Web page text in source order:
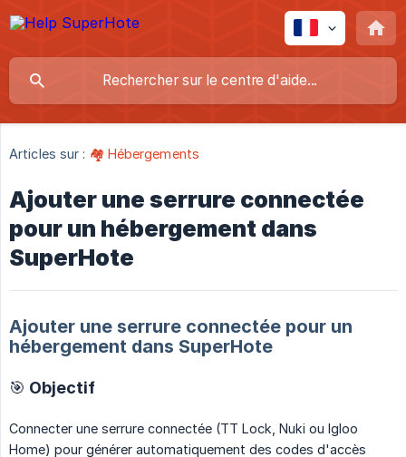
Articles sur : 🏘️ Hébergements
Ajouter une serrure connectée
pour un hébergement dans
SuperHote
Ajouter une serrure connectée pour un
hébergement dans SuperHote
🎯 Objectif
Connecter une serrure connectée (TT Lock, Nuki ou Igloo
Home) pour générer automatiquement des codes d'accès